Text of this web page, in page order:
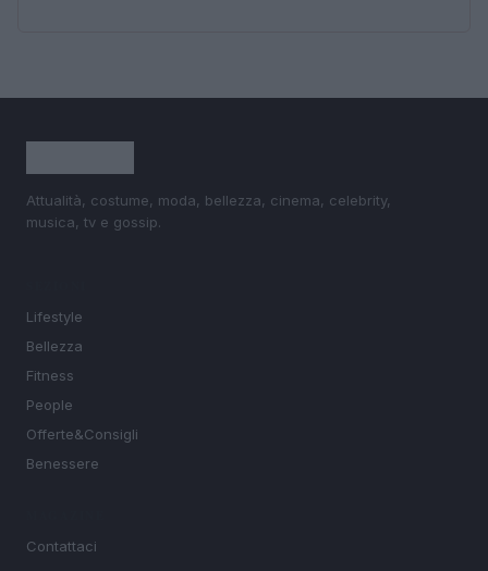
Attualità, costume, moda, bellezza, cinema, celebrity,
musica, tv e gossip.
Lifestyle
Bellezza
Fitness
People
Offerte&Consigli
Benessere
Contattaci